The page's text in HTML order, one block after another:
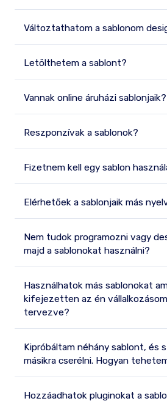
Változtathatom a sablonom
Letölthetem a sablont?
Vannak online áruházi sablonjaik?
Reszponzívak a sablonok?
Fizetnem kell egy sablon
Elérhetőek a sablonjaik más
Nem tudok programozni vagy
majd a sablonokat használni?
Használhatok más sablonokat
kifejezetten az én
tervezve?
Kipróbáltam néhány sablont, és
másikra cserélni. Hogyan
Hozzáadhatok pluginokat a